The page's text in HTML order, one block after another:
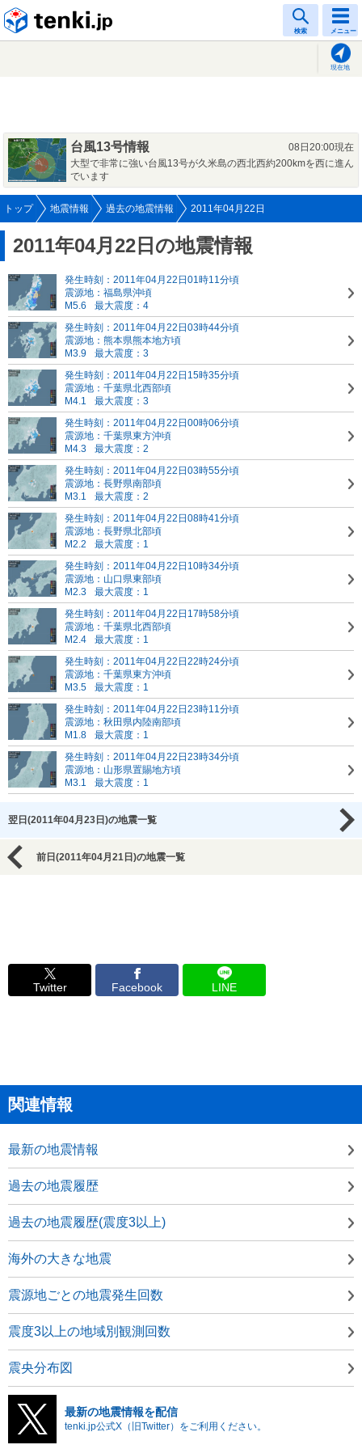
検索 メニュー
現在地
台風13号情報
08日20:00現在
大型で非常に強い台風13号が久米島の西北西約200kmを西に進ん
でいます
トップ 地震情報 過去の地震情報 2011年04月22日
2011年04月22日の地震情報
発生時刻：2011年04月22日01時11分頃
震源地：福島県沖頃
M5.6
最大震度：4
発生時刻：2011年04月22日03時44分頃
震源地：熊本県熊本地方頃
M3.9
最大震度：3
発生時刻：2011年04月22日15時35分頃
震源地：千葉県北西部頃
M4.1
最大震度：3
発生時刻：2011年04月22日00時06分頃
震源地：千葉県東方沖頃
M4.3
最大震度：2
発生時刻：2011年04月22日03時55分頃
震源地：長野県南部頃
M3.1
最大震度：2
発生時刻：2011年04月22日08時41分頃
震源地：長野県北部頃
M2.2
最大震度：1
発生時刻：2011年04月22日10時34分頃
震源地：山口県東部頃
M2.3
最大震度：1
発生時刻：2011年04月22日17時58分頃
震源地：千葉県北西部頃
M2.4
最大震度：1
発生時刻：2011年04月22日22時24分頃
震源地：千葉県東方沖頃
M3.5
最大震度：1
発生時刻：2011年04月22日23時11分頃
震源地：秋田県内陸南部頃
M1.8
最大震度：1
発生時刻：2011年04月22日23時34分頃
震源地：山形県置賜地方頃
M3.1
最大震度：1
翌日(2011年04月23日)の地震一覧
前日(2011年04月21日)の地震一覧
Twitter Facebook LINE
関連情報
最新の地震情報
過去の地震履歴
過去の地震履歴(震度3以上)
海外の大きな地震
震源地ごとの地震発生回数
震度3以上の地域別観測回数
震央分布図
最新の地震情報を配信
tenki.jp公式X（旧Twitter）をご利用ください。